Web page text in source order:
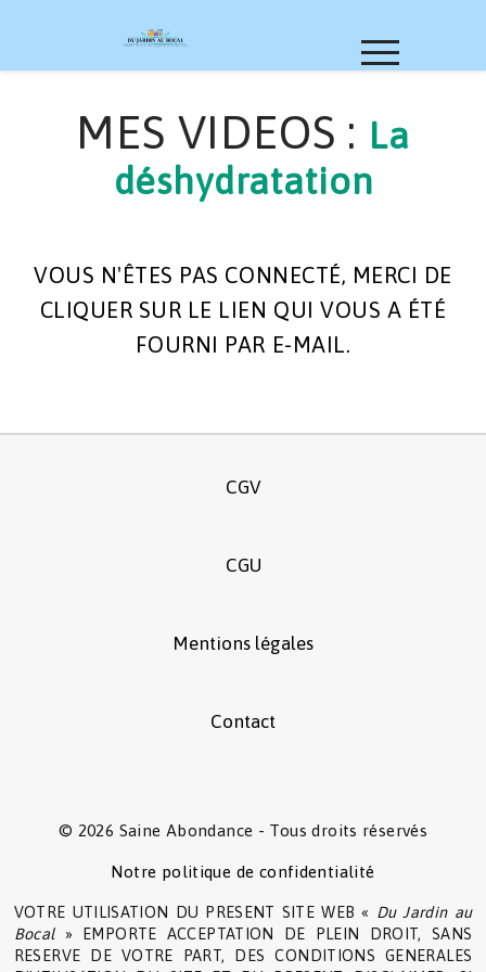
MES VIDEOS : La
déshydratation
VOUS N'ÊTES PAS CONNECTÉ, MERCI DE
CLIQUER SUR LE LIEN QUI VOUS A ÉTÉ
FOURNI PAR E-MAIL.
CGV
CGU
Mentions légales
Contact
© 2026 Saine Abondance - Tous droits réservés
Notre politique de confidentialité
VOTRE UTILISATION DU PRESENT SITE WEB « Du Jardin au
Bocal» EMPORTE ACCEPTATION DE PLEIN DROIT, SANS
RESERVE DE VOTRE PART, DES CONDITIONS GENERALES